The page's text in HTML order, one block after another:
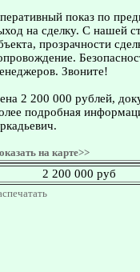
показ по
на сделку. С нашей
прозрачности
Звоните!
2 200 000 рублей,
подробная
на карте>>
2 200 000 руб